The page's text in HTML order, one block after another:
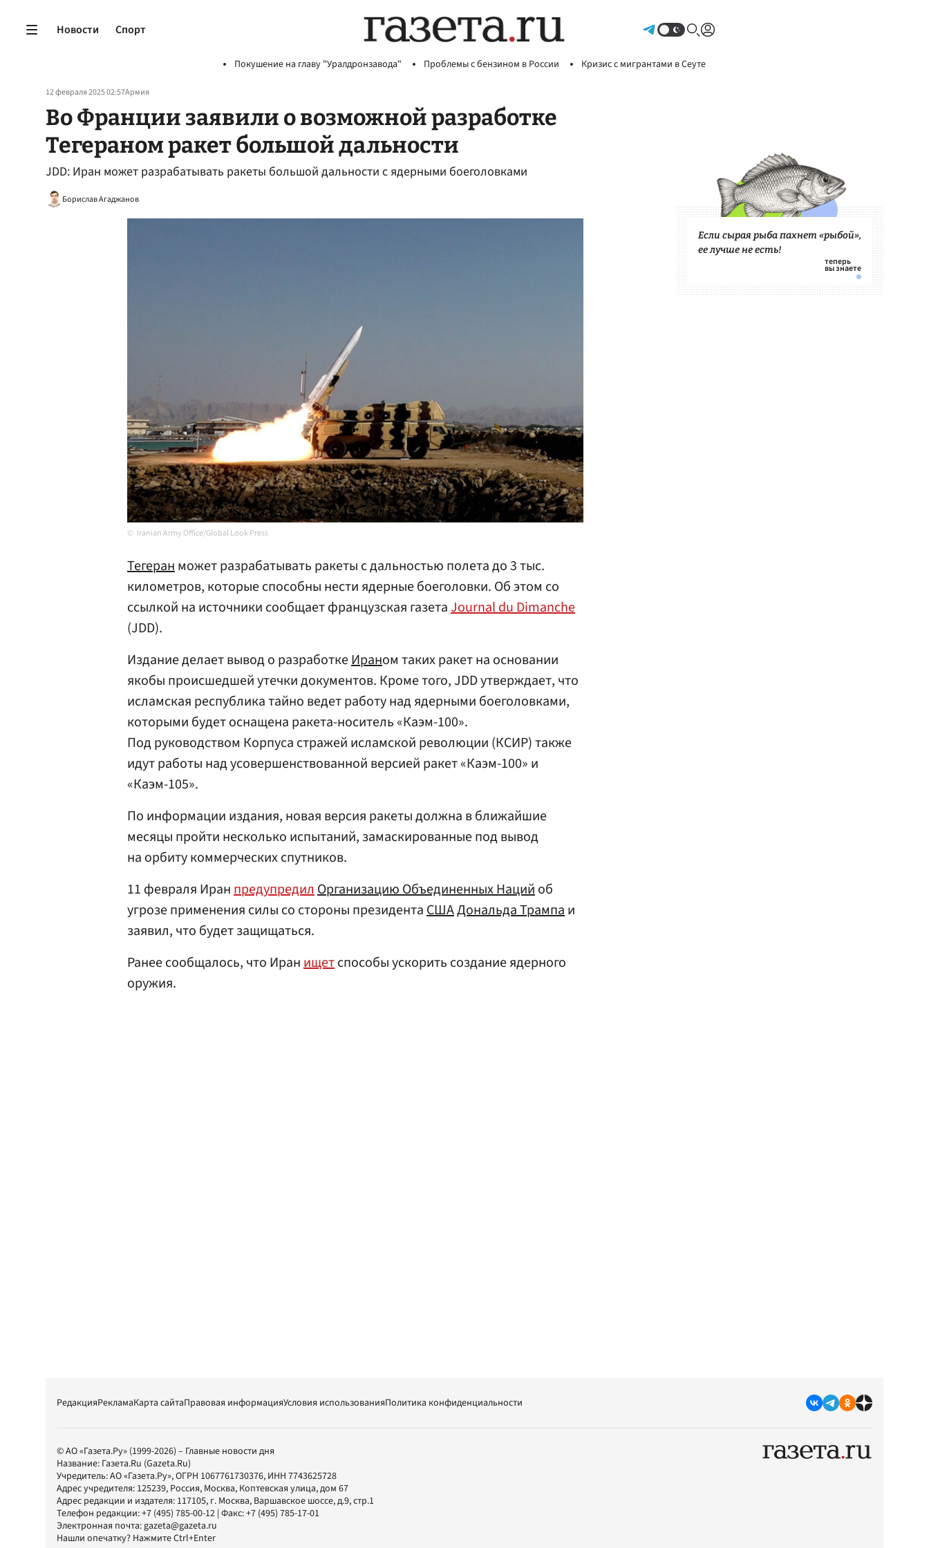
Новости Спорт
Покушение на главу "Уралдронзавода" Проблемы с бензином в России Кризис с мигрантами в Сеуте
12 февраля 2025 02:57Армия
Во Франции заявили о возможной разработке
Тегераном ракет большой дальности
JDD: Иран может разрабатывать ракеты большой дальности с ядерными боеголовками
Борислав Агаджанов
Iranian Army Office/Global Look Press
Тегеранможет разрабатывать ракеты с дальностью полета до 3 тыс.
километров, которые способны нести ядерные боеголовки. Об этом со
ссылкой на источники сообщает французская газетаJournal du Dimanche
(JDD).
Издание делает вывод о разработкеИраном таких ракет на основании
якобы происшедшей утечки документов. Кроме того, JDD утверждает, что
исламская республика тайно ведет работу над ядерными боеголовками,
которыми будет оснащена ракета-носитель «Каэм-100».
Под руководством Корпуса стражей исламской революции (КСИР) также
идут работы над усовершенствованной версией ракет «Каэм-100» и
«Каэм-105».
По информации издания, новая версия ракеты должна в ближайшие
месяцы пройти несколько испытаний, замаскированные под вывод
на орбиту коммерческих спутников.
11 февраля ИранпредупредилОрганизацию Объединенных Нацийоб
угрозе применения силы со стороны президентаСШАДональда Трампаи
заявил, что будет защищаться.
Ранее сообщалось, что Иранищетспособы ускорить создание ядерного
оружия.
Если сырая рыба пахнет «рыбой»,
ее лучше не есть!
РедакцияРекламаКарта сайтаПравовая информацияУсловия использованияПолитика конфиденциальности
© АО «Газета.Ру» (1999-2026) – Главные новости дня
Название: Газета.Ru (Gazeta.Ru)
Учредитель:АО «Газета.Ру», ОГРН 1067761730376, ИНН 7743625728
Адрес учредителя: 125239, Россия, Москва, Коптевская улица, дом 67
Адрес редакции и издателя: 117105, г. Москва, Варшавское шоссе, д.9, стр.1
Телефон редакции:+7 (495) 785-00-12 | Факс:+7 (495) 785-17-01
Электронная почта:gazeta@gazeta.ru
Нашли опечатку? Нажмите Ctrl+Enter